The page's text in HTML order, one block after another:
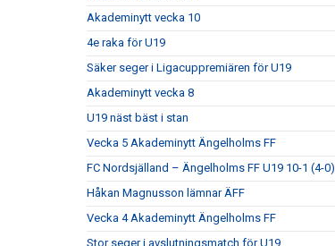
Akademinytt vecka 10
4e raka för U19
Säker seger i Ligacuppremiären för U19
Akademinytt vecka 8
U19 näst bäst i stan
Vecka 5 Akademinytt Ängelholms FF
FC Nordsjälland – Ängelholms FF U19 10-1 (4-0)
Håkan Magnusson lämnar ÄFF
Vecka 4 Akademinytt Ängelholms FF
Stor seger i avslutningsmatch för U19